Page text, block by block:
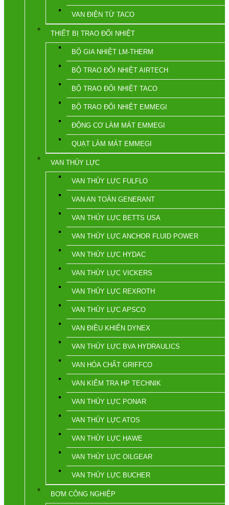
VAN ĐIỆN TỪ TACO
THIẾT BỊ TRAO ĐỔI NHIỆT
BỘ GIA NHIỆT LM-THERM
BỘ TRAO ĐỔI NHIỆT AIRTECH
BỘ TRAO ĐỔI NHIỆT TACO
BỘ TRAO ĐỔI NHIỆT EMMEGI
ĐỘNG CƠ LÀM MÁT EMMEGI
QUẠT LÀM MÁT EMMEGI
VAN THỦY LỰC
VAN THỦY LỰC FULFLO
VAN AN TOÀN GENERANT
VAN THỦY LỰC BETTS USA
VAN THỦY LỰC ANCHOR FLUID POWER
VAN THỦY LỰC HYDAC
VAN THỦY LỰC VICKERS
VAN THỦY LỰC REXROTH
VAN THỦY LỰC APSCO
VAN ĐIỀU KHIỂN DYNEX
VAN THỦY LỰC BVA HYDRAULICS
VAN HÓA CHẤT GRIFFCO
VAN KIỂM TRA HP TECHNIK
VAN THỦY LỰC PONAR
VAN THỦY LỰC ATOS
VAN THỦY LỰC HAWE
VAN THỦY LỰC OILGEAR
VAN THỦY LỰC BUCHER
BƠM CÔNG NGHIỆP